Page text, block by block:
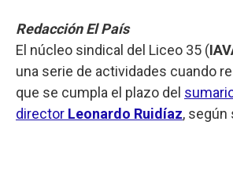
Redacción El País
El núcleo sindical del Liceo 35 (
una serie de actividades cuando
que se cumpla el plazo del
director Leonardo Ruidíaz, según